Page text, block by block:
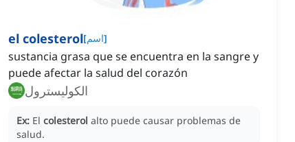
el colesterol[اسم]
sustancia grasa que se encuentra en la sangre y
puede afectar la salud del corazón
الكوليسترول
Ex: El colesterol alto puede causar problemas de
salud.